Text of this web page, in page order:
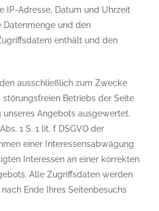
IP-Adresse, Datum und Uhrzeit
Datenmenge und den
enthält und den
ausschließlich zum Zwecke
Betriebs der Seite
Angebots ausgewertet.
1 S. 1 lit. f DSGVO der
einer Interessensabwägung
Interessen an einer korrekten
Alle Zugriffsdaten werden
Ende Ihres Seitenbesuchs